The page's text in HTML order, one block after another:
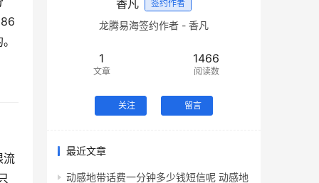
香凡 签约作者
龙腾易海签约作者 - 香凡
1
文章
1466
阅读数
关注 留言
最近文章
动感地带话费一分钟多少钱短信呢 动感地